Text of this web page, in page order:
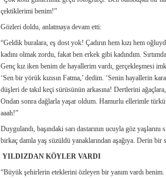
çektiklerimi benim!”
Gözleri doldu, anlatmaya devam etti:
“Geldik buralara, eş dost yok! Çadırın hem kızı hem
kadını olmak zordu, fakat ben erkek gibi kadındım.
Genç kız iken benim de hayallerim vardı, gerçekleşmesi
‘Sen bir yörük kızısın Fatma,’ dedim. ‘Senin hayallerin
düşleri de takıl keçi sürüsünün arkasına! Dertlerini
Ondan sonra dağlarla yaşar oldum. Hamurlu ellerimle türkü
aaah!”
Duygulandı, başındaki sarı dastarının ucuyla göz
birkaç damla yaş süzüldü yanaklarından aşağıya. Derin bir
YILDIZDAN KÖYLER VARDI
“Büyük şehirlerin eteklerini özleyen bir yanım vardı